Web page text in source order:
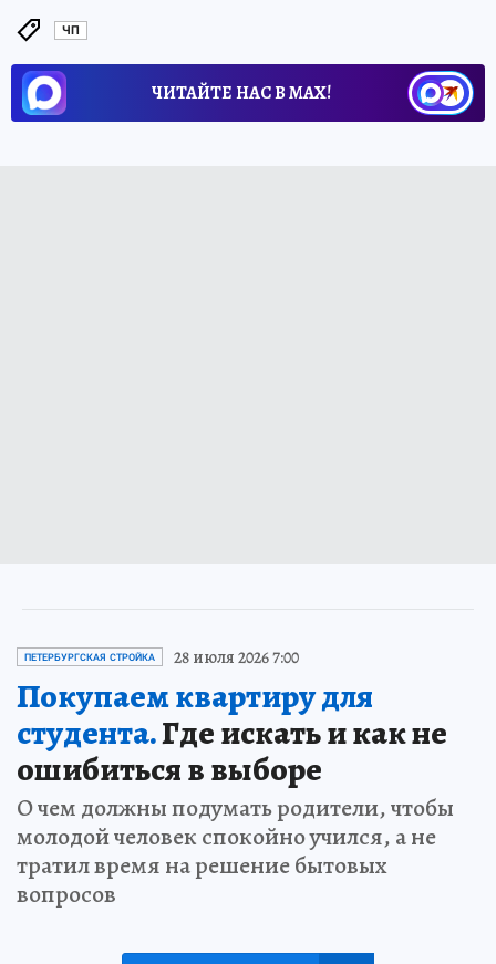
ЧП
ЧИТАЙТЕ НАС В МАХ!
ПЕТЕРБУРГСКАЯ СТРОЙКА 28 июля 2026 7:00
Покупаем квартиру для
студента.Где искать и как не
ошибиться в выборе
О чем должны подумать родители, чтобы
молодой человек спокойно учился, а не
тратил время на решение бытовых
вопросов